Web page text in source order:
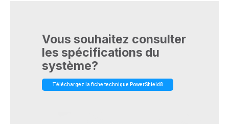
Vous souhaitez consulter
les spécifications du
système?
Téléchargez la fiche technique PowerShield8